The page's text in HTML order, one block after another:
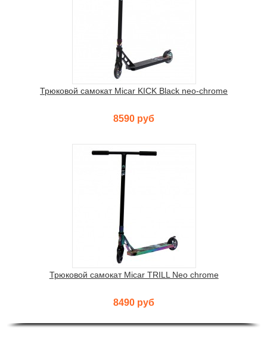
Трюковой самокат Micar KICK Black neo-chrome
8590 руб
Трюковой самокат Micar TRILL Neo chrome
8490 руб